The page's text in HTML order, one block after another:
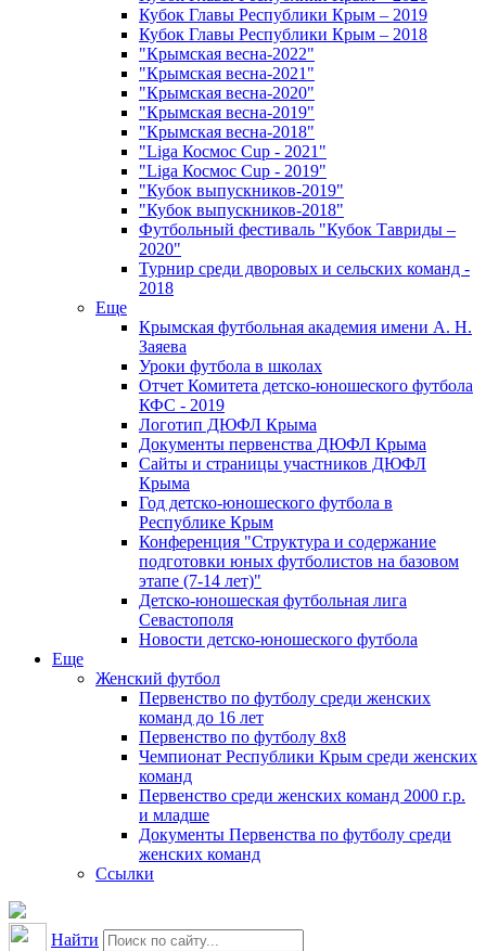
Кубок Главы Республики Крым – 2019
Кубок Главы Республики Крым – 2018
"Крымская весна-2022"
"Крымская весна-2021"
"Крымская весна-2020"
"Крымская весна-2019"
"Крымская весна-2018"
"Liga Космос Cup - 2021"
"Liga Космос Cup - 2019"
"Кубок выпускников-2019"
"Кубок выпускников-2018"
Футбольный фестиваль "Кубок Тавриды –
2020"
Турнир среди дворовых и сельских команд -
2018
Еще
Крымская футбольная академия имени А. Н.
Заяева
Уроки футбола в школах
Отчет Комитета детско-юношеского футбола
КФС - 2019
Логотип ДЮФЛ Крыма
Документы первенства ДЮФЛ Крыма
Сайты и страницы участников ДЮФЛ
Крыма
Год детско-юношеского футбола в
Республике Крым
Конференция "Структура и содержание
подготовки юных футболистов на базовом
этапе (7-14 лет)"
Детско-юношеская футбольная лига
Севастополя
Новости детско-юношеского футбола
Еще
Женский футбол
Первенство по футболу среди женских
команд до 16 лет
Первенство по футболу 8х8
Чемпионат Республики Крым среди женских
команд
Первенство среди женских команд 2000 г.р.
и младше
Документы Первенства по футболу среди
женских команд
Ссылки
Найти